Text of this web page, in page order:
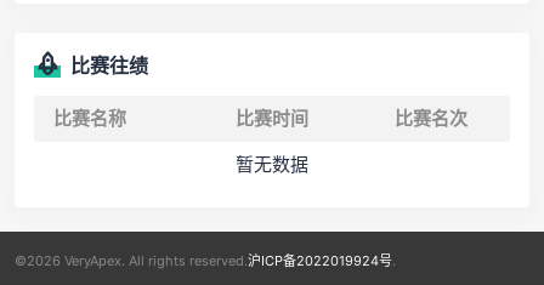
比赛往绩
比赛名称 比赛时间
比赛名次
暂无数据
©2026 VeryApex. All rights reserved. 沪ICP备2022019924号